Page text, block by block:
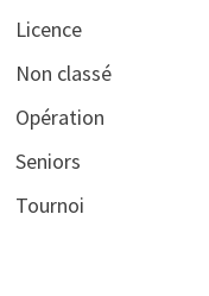
Licence
Non classé
Opération
Seniors
Tournoi